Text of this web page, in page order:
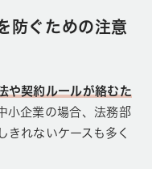
防ぐための注意
や契約ルールが絡むた
小企業の場合、法務部
きれないケースも多く